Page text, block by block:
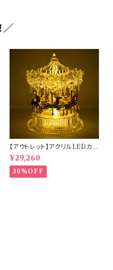
／
【アウトレット】アクリルLEDカル
ーセルミュージック(10350)
¥29,260
30%OFF